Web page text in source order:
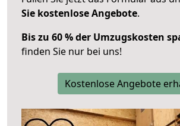
Sie kostenlose Angebote.
Bis zu 60 % der Umzugskosten
finden Sie nur bei uns!
Kostenlose Angebote